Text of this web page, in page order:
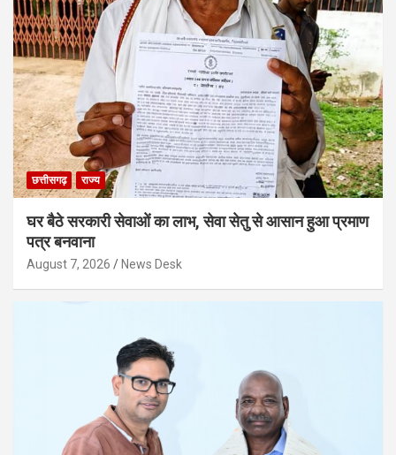
छत्तीसगढ़ राज्य
घर बैठे सरकारी सेवाओं का लाभ, सेवा सेतु से आसान हुआ प्रमाण
पत्र बनवाना
August 7, 2026 News Desk